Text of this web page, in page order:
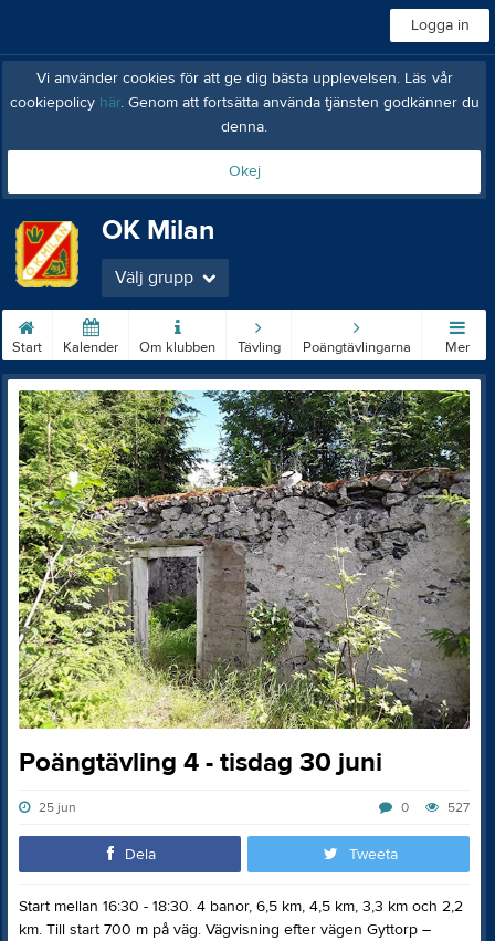
Logga in
Vi använder cookies för att ge dig bästa upplevelsen. Läs vår
cookiepolicy här. Genom att fortsätta använda tjänsten godkänner du
denna.
Okej
OK Milan
Välj grupp
Start Kalender Om klubben Tävling Poängtävlingarna Mer
Poängtävling 4 - tisdag 30 juni
25 jun 527
0
Dela Tweeta
Start mellan 16:30 - 18:30. 4 banor, 6,5 km, 4,5 km, 3,3 km och 2,2
km. Till start 700 m på väg. Vägvisning efter vägen Gyttorp –